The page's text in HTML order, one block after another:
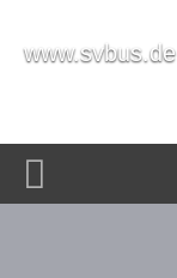
www.svbus.de